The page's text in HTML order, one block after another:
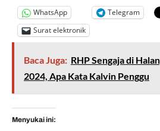
WhatsApp
Telegram
Surat elektronik
Baca Juga: RHP Sengaja di
2024, Apa Kata Kalvin Penggu
Menyukai ini: